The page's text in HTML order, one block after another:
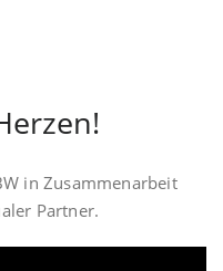
in Zusammenarbeit
Partner.